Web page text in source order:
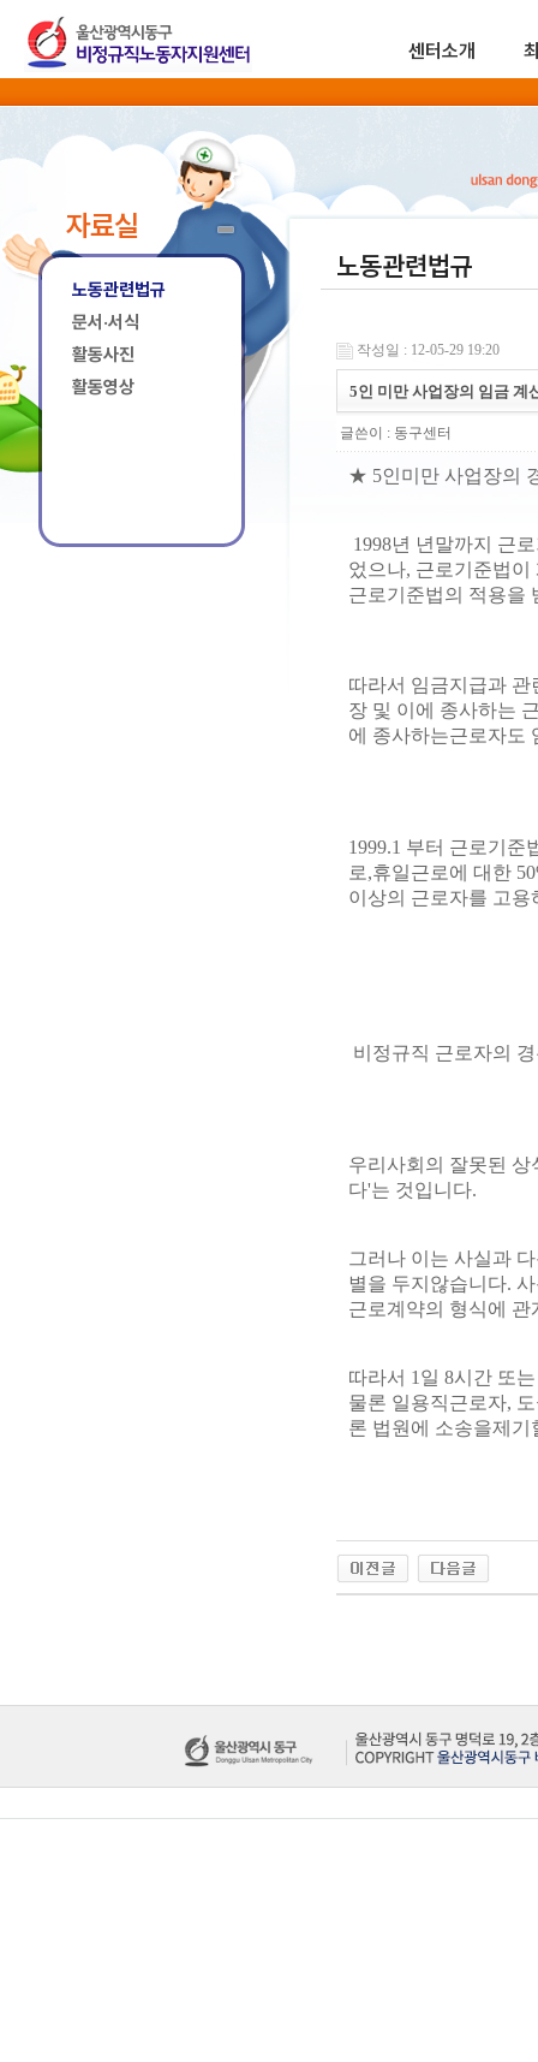
센터소개
자료실
노동관련법규
문서·서식
활동사진
활동영상
노동관련법규
작성일 : 12-05-29 19:20
5인 미만 사업장의 임금 계
글쓴이 : 동구센터
★ 5인미만 사업장의
1998년 년말까지 근
었으나, 근로기준법이
근로기준법의 적용을
따라서 임금지급과 관
장 및 이에 종사하는
에 종사하는근로자도
1999.1 부터 근로기
로,휴일근로에 대한
이상의 근로자를 고
비정규직 근로자의
우리사회의 잘못된
다'는 것입니다.
그러나 이는 사실과
별을 두지않습니다.
근로계약의 형식에
따라서 1일 8시간 또
물론 일용직근로자,
론 법원에 소송을제